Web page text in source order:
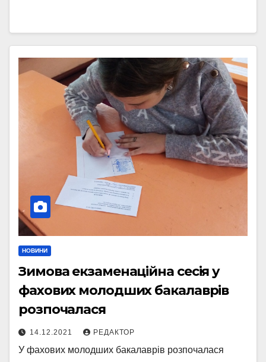
НОВИНИ
Зимова екзаменаційна сесія у
фахових молодших бакалаврів
розпочалася
14.12.2021 РЕДАКТОР
У фахових молодших бакалаврів розпочалася